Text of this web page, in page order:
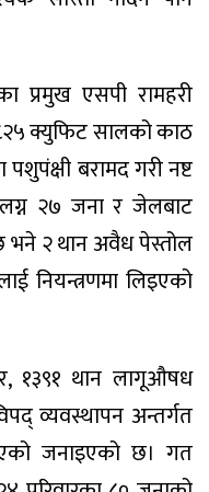
प्रमुख एसपी रामहरी
क्युफिट सालको काठ
बरामद गरी नष्ट
२७ जना र जेलबाट
भने २ थान अवैध पेस्तोल
नियन्त्रणमा लिइएको
१३९१ थान लागूऔषध
व्यवस्थापन अन्तर्गत
जनाइएको छ। गत